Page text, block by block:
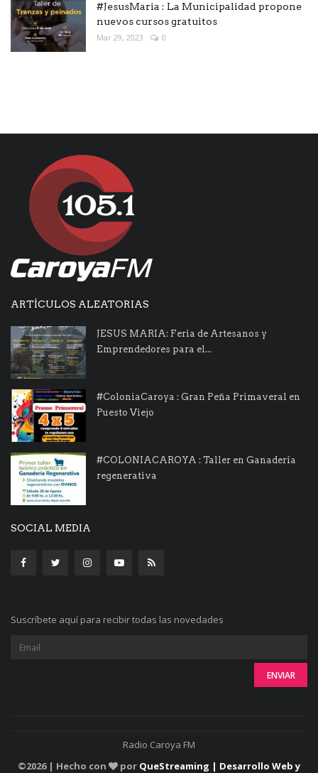
#JesusMaria : La Municipalidad propone
nuevos cursos gratuitos
Mar 29, 2023 0
ARTÍCULOS ALEATORIAS
JESUS MARIA: Feria de Artesanos y
Emprendedores para el...
#ColoniaCaroya : Gran Peña Primaveral en
Puesto Viejo
#COLONIACAROYA : Taller en Ganadería
regenerativa
SOCIAL MEDIA
Suscríbete aquí para recibir todas las novedades
Radio Caroya FM
©2026 | Hecho con por QueStreaming | Desarrollo Web y